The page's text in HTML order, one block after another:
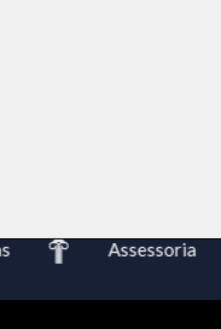
Assessoria